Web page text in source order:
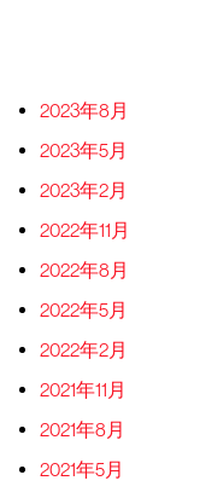
2023年8月
2023年5月
2023年2月
2022年11月
2022年8月
2022年5月
2022年2月
2021年11月
2021年8月
2021年5月